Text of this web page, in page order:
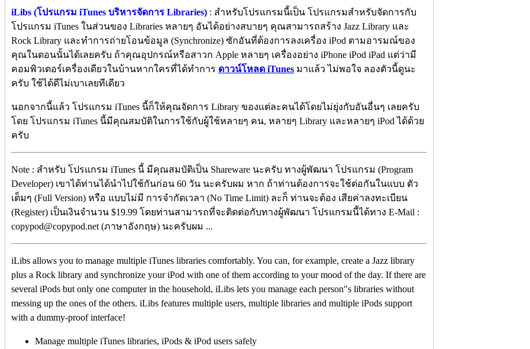
iLibs (โปรแกรม iTunes บริหารจัดการ Libraries) : สำหรับโปรแกรมนี้เป็น โปรแกรมสำหรับจัดการกับ
โปรแกรม iTunes ในส่วนของ Libraries หลายๆ อันได้อย่างสบายๆ คุณสามารถสร้าง Jazz Library และ
Rock Library และทำการถ่ายโอนข้อมูล (Synchronize) ซักอันที่ต้องการลงเครื่อง iPod ตามอารมณ์ของ
คุณในตอนนั้นได้เลยครับ ถ้าคุณอุปกรณ์หรือสาวก Apple หลายๆ เครื่องอย่าง iPhone iPod iPad แต่ว่ามี
คอมพิวเตอร์เครื่องเดียวในบ้านหากใครที่ได้ทำการ ดาวน์โหลด iTunes มาแล้ว ไม่พอใจ ลองตัวนี้ดูนะ
ครับ ใช้ได้ดีไม่เบาเลยทีเดียว
นอกจากนี้แล้ว โปรแกรม iTunes นี้ก็ให้คุณจัดการ Library ของแต่ละคนได้โดยไม่ยุ่งกับอันอื่นๆ เลยครับ
โดย โปรแกรม iTunes นี้มีคุณสมบัติในการใช้กับผู้ใช้หลายๆ คน, หลายๆ Library และหลายๆ iPod ได้ด้วย
ครับ
Note : สำหรับ โปรแกรม iTunes นี้ มีคุณสมบัติเป็น Shareware นะครับ ทางผู้พัฒนา โปรแกรม (Program
Developer) เขาได้ท่านได้นำไปใช้กันก่อน 60 วัน นะครับผม หาก ถ้าท่านต้องการจะใช้ต่อกันในแบบ ตัว
เต็มๆ (Full Version) หรือ แบบไม่มี การจำกัดเวลา (No Time Limit) ละก็ ท่านจะต้อง เสียค่าลงทะเบียน
(Register) เป็นเงินจำนวน $19.99 โดยท่านสามารถที่จะติดต่อกับทางผู้พัฒนา โปรแกรมนี้ได้ทาง E-Mail :
copypod@copypod.net (ภาษาอังกฤษ) นะครับผม ...
iLibs allows you to manage multiple iTunes libraries comfortably. You can, for example, create a Jazz library
plus a Rock library and synchronize your iPod with one of them according to your mood of the day. If there are
several iPods but only one computer in the household, iLibs lets you manage each person"s libraries without
messing up the ones of the others. iLibs features multiple users, multiple libraries and multiple iPods support
with a dummy-proof interface!
Manage multiple iTunes libraries, iPods & iPod users safely